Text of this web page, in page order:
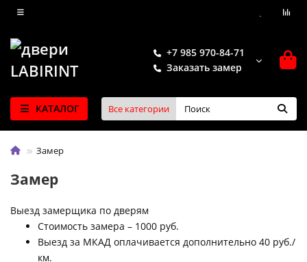
+7 985 970-84-71
Заказать замер
КАТАЛОГ Все категории
Замер
Замер
Выезд замерщика по дверям
Стоимость замера – 1000 руб.
Выезд за МКАД оплачивается дополнительно 40 руб./
км.